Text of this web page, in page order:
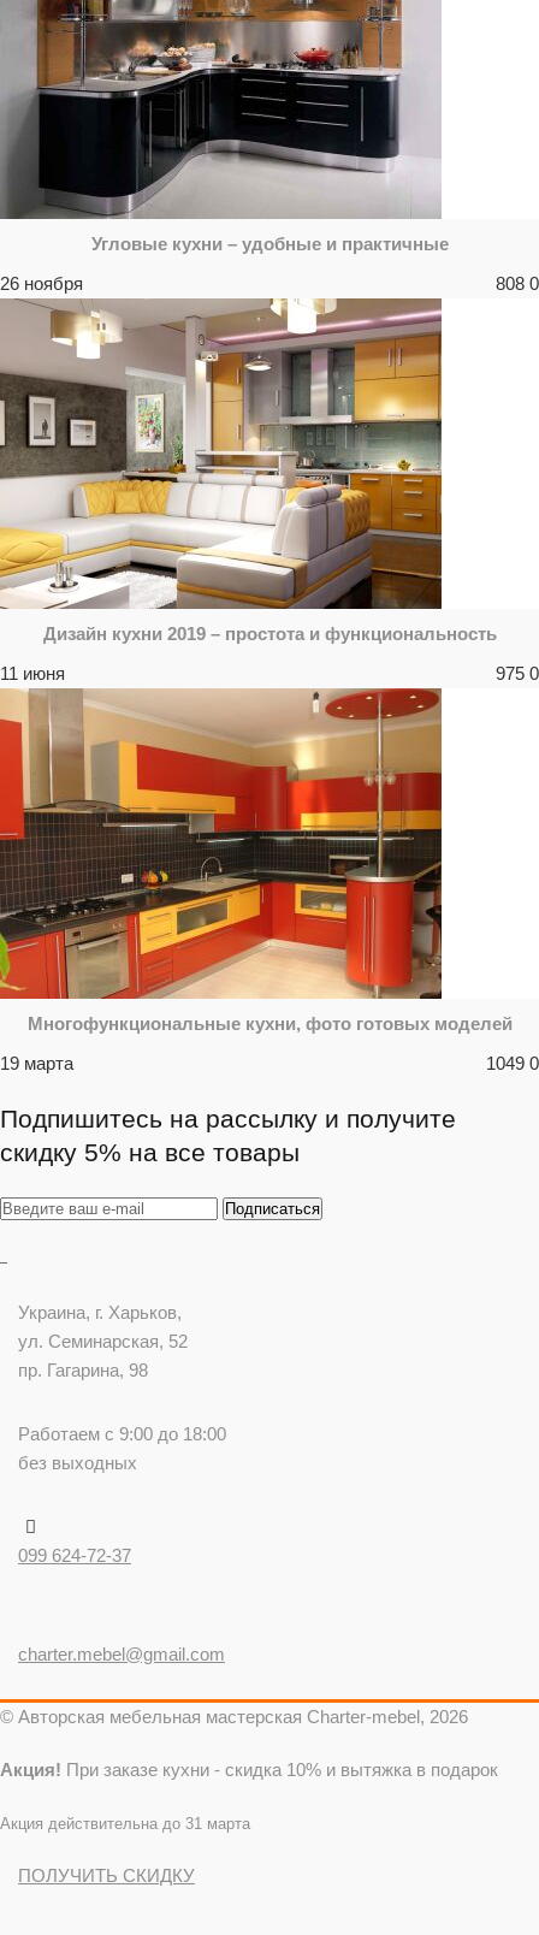
Угловые кухни – удобные и практичные
26 ноября
808 0
Дизайн кухни 2019 – простота и функциональность
11 июня
975 0
Многофункциональные кухни, фото готовых моделей
19 марта
1049 0
Подпишитесь на рассылку и получите
скидку 5% на все товары
Украина, г. Харьков,
ул. Семинарская, 52
пр. Гагарина, 98
Работаем с 9:00 до 18:00
без выходных
099 624-72-37
charter.mebel@gmail.com
© Авторская мебельная мастерская Charter-mebel, 2026
Акция! При заказе кухни - скидка 10% и вытяжка в подарок
Акция действительна до 31 марта
ПОЛУЧИТЬ СКИДКУ